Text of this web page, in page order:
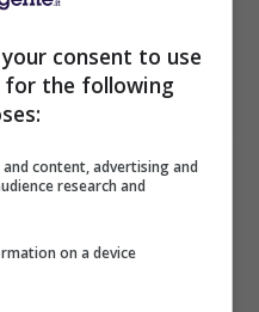
sport e scommesse
consent to use
for the following
content, advertising and
research and
on a device